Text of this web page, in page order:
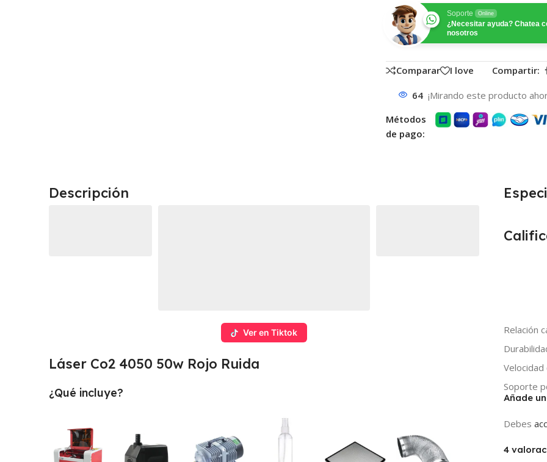
Soporte Online
¿Necesitar ayuda? Chatea
nosotros
Comparar I love Compartir:
64 ¡Mirando este producto
Métodos
de pago:
Descripción
Ver en Tiktok
Láser Co2 4050 50w Rojo Ruida
¿Qué incluye?
Relación
Soporte
4
Añade
Debes